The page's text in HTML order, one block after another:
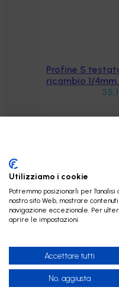
Aggiungi al carrello
Profine S
ricambio 1/
Utilizziamo i cookie
Potremmo posizionarli per
nostro sito Web, mostrare
navigazione eccezionale. Per
aprire le impostazioni.
Accettare tutti
No, aggiusta